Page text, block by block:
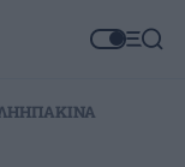
ΗΠΑΚΙΝΑ